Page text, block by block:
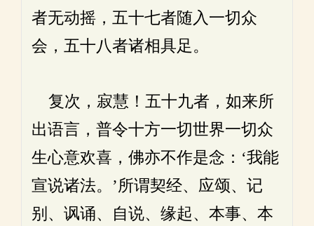
者无动摇，五十七者随入一切众
会，五十八者诸相具足。
复次，寂慧！五十九者，如来所
出语言，普令十方一切世界一切众
生心意欢喜，佛亦不作是念：‘我能
宣说诸法。’所谓契经、应颂、记
别、讽诵、自说、缘起、本事、本